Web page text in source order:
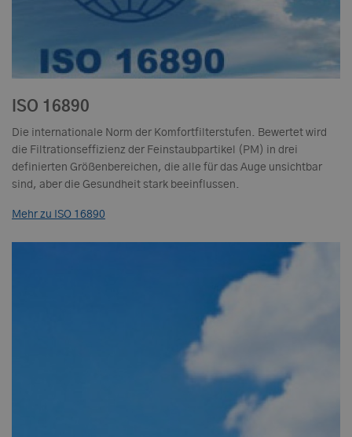
ISO 16890
Die internationale Norm der Komfortfilterstufen. Bewertet wird
die Filtrationseffizienz der Feinstaubpartikel (PM) in drei
definierten Größenbereichen, die alle für das Auge unsichtbar
sind, aber die Gesundheit stark beeinflussen.
Mehr zu ISO 16890